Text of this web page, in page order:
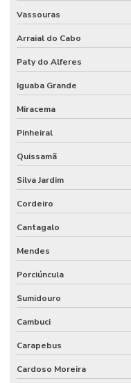
Vassouras
Arraial do Cabo
Paty do Alferes
Iguaba Grande
Miracema
Pinheiral
Quissamã
Silva Jardim
Cordeiro
Cantagalo
Mendes
Porciúncula
Sumidouro
Cambuci
Carapebus
Cardoso Moreira